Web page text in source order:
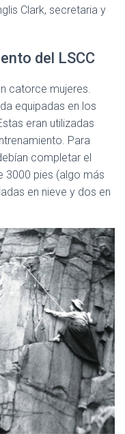
Clark, secretaria y
del LSCC
catorce mujeres.
equipadas en los
eran utilizadas
Para
completar el
3000 pies (algo más
en nieve y dos en